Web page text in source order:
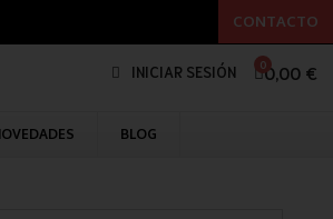
CONTACTO
INICIAR SESIÓN 0,00 €
BLOG